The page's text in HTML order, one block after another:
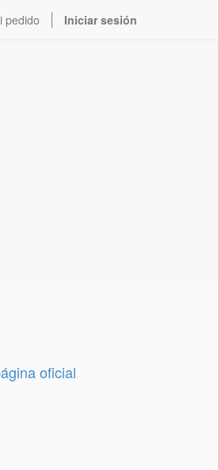
pedido Iniciar sesión
oficial